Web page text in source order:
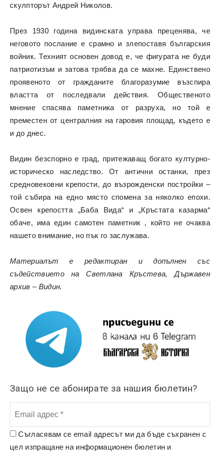
скулпторът Андрей Николов.
През 1930 година видинската управа преценява, че
неговото послание е срамно и злепоставя българския
войник. Техният основен довод е, че фигурата не буди
патриотизъм и затова трябва да се махне. Единствено
проявеното от гражданите благоразумие възспира
властта от последвали действия. Общественото
мнение спасява паметника от разруха, но той е
преместен от централния на гаровия площад, където е
и до днес.
Видин безспорно е град, притежаващ богато културно-
историческо наследство. От антични останки, през
средновековни крепости, до възрожденски постройки –
той събира на едно място спомена за няколко епохи.
Освен крепостта „Баба Вида“ и „Кръстата казарма“
обаче, има един самотен паметник , който не очаква
нашето внимание, но пък го заслужава.
Материалът е редактиран и допълнен със
съдействието на Светлана Кръстева, Държавен
архив – Видин.
Защо не се абонирате за нашия бюлетин?
Съгласявам се email адресът ми да бъде съхранен с
цел изпращане на информационен бюлетин и